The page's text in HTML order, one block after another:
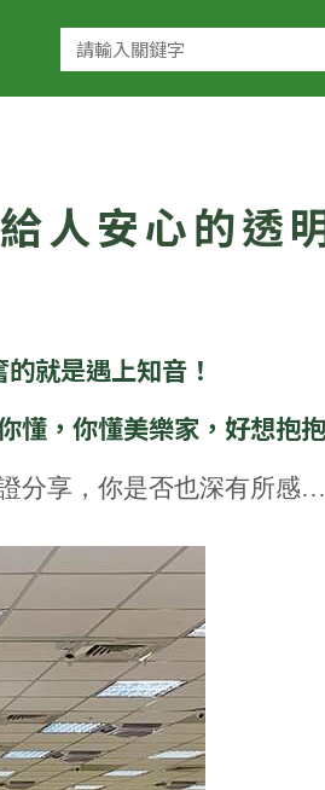
人安心的透
就是遇上知音！
懂，你懂美樂家，好想抱
分享，你是否也深有所